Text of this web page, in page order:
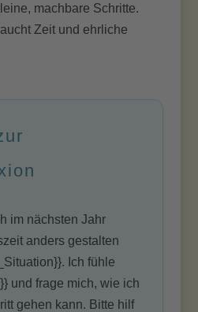
machbare Schritte.
Zeit und ehrliche
im nächsten Jahr
anders gestalten
Ich fühle
und frage mich, wie ich
gehen kann. Bitte hilf